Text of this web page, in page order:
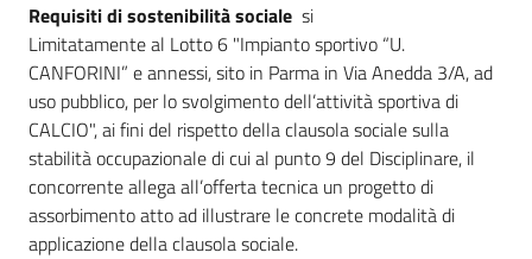
Requisiti di sostenibilità sociale si
Limitatamente al Lotto 6 "Impianto sportivo “U.
CANFORINI” e annessi, sito in Parma in Via Anedda 3/A, ad
uso pubblico, per lo svolgimento dell’attività sportiva di
CALCIO", ai fini del rispetto della clausola sociale sulla
stabilità occupazionale di cui al punto 9 del Disciplinare, il
concorrente allega all’offerta tecnica un progetto di
assorbimento atto ad illustrare le concrete modalità di
applicazione della clausola sociale.